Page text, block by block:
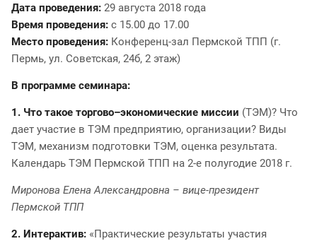
Дата проведения: 29 августа 2018 года
Время проведения: с 15.00 до 17.00
Место проведения: Конференц-зал Пермской ТПП (г.
Пермь, ул. Советская, 24б, 2 этаж)
В программе семинара:
1. Что такое торгово–экономические миссии (ТЭМ)? Что
дает участие в ТЭМ предприятию, организации? Виды
ТЭМ, механизм подготовки ТЭМ, оценка результата.
Календарь ТЭМ Пермской ТПП на 2-е полугодие 2018 г.
Миронова Елена Александровна – вице-президент
Пермской ТПП
2. Интерактив: «Практические результаты участия